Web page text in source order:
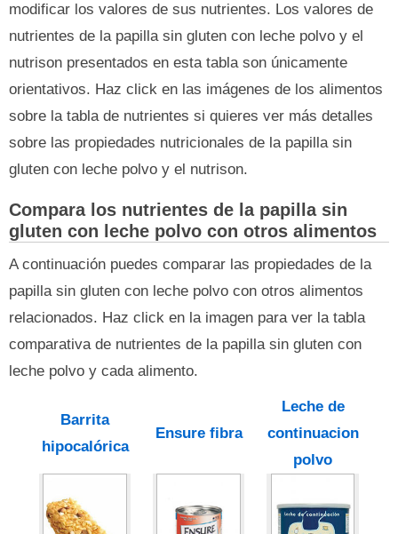
modificar los valores de sus nutrientes. Los valores de
nutrientes de la papilla sin gluten con leche polvo y el
nutrison presentados en esta tabla son únicamente
orientativos. Haz click en las imágenes de los alimentos
sobre la tabla de nutrientes si quieres ver más detalles
sobre las propiedades nutricionales de la papilla sin
gluten con leche polvo y el nutrison.
Compara los nutrientes de la papilla sin
gluten con leche polvo con otros alimentos
A continuación puedes comparar las propiedades de la
papilla sin gluten con leche polvo con otros alimentos
relacionados. Haz click en la imagen para ver la tabla
comparativa de nutrientes de la papilla sin gluten con
leche polvo y cada alimento.
Barrita
hipocalórica
Ensure fibra
Leche de
continuacion
polvo